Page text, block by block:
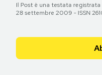
Il Post è una testata
28 settembre 2009 - ISSN